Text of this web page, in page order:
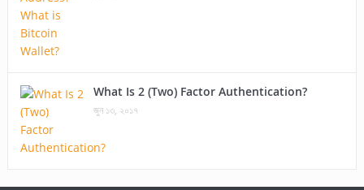
What Is 2 (Two) Factor Authentication?
জুন ১৩, ২০১৭